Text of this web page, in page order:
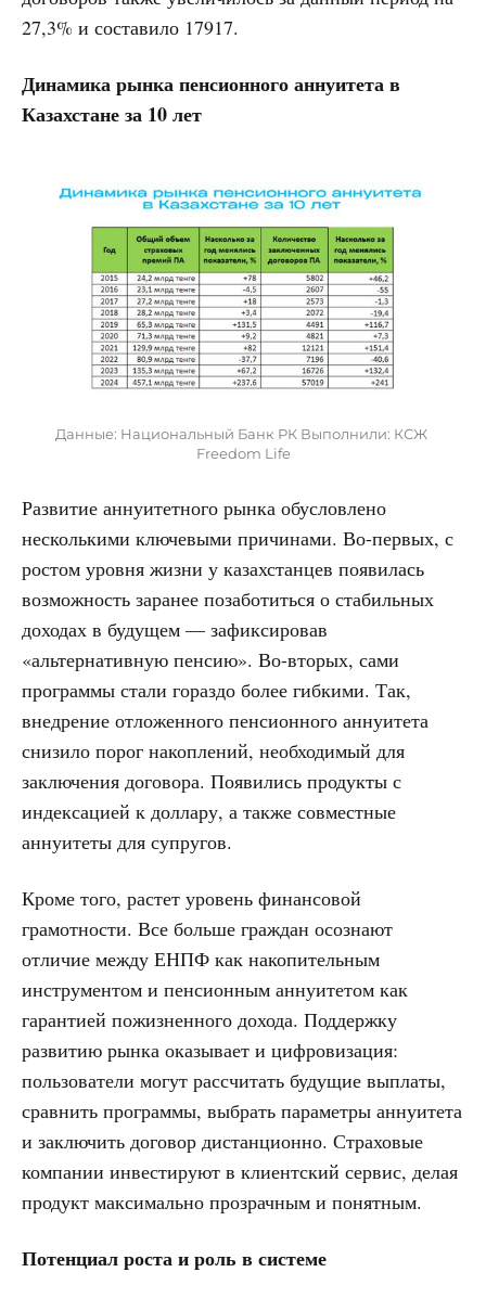
27,3% и составило 17917.
Динамика рынка пенсионного аннуитета в
Казахстане за 10 лет
Данные: Национальный Банк РК Выполнили: КСЖ
Freedom Life
Развитие аннуитетного рынка обусловлено
несколькими ключевыми причинами. Во-первых, с
ростом уровня жизни у казахстанцев появилась
возможность заранее позаботиться о стабильных
доходах в будущем — зафиксировав
«альтернативную пенсию». Во-вторых, сами
программы стали гораздо более гибкими. Так,
внедрение отложенного пенсионного аннуитета
снизило порог накоплений, необходимый для
заключения договора. Появились продукты с
индексацией к доллару, а также совместные
аннуитеты для супругов.
Кроме того, растет уровень финансовой
грамотности. Все больше граждан осознают
отличие между ЕНПФ как накопительным
инструментом и пенсионным аннуитетом как
гарантией пожизненного дохода. Поддержку
развитию рынка оказывает и цифровизация:
пользователи могут рассчитать будущие выплаты,
сравнить программы, выбрать параметры аннуитета
и заключить договор дистанционно. Страховые
компании инвестируют в клиентский сервис, делая
продукт максимально прозрачным и понятным.
Потенциал роста и роль в системе